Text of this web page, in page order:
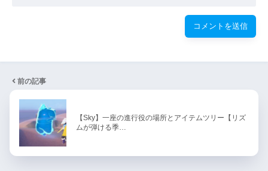
前の記事
【Sky】一座の進行役の場所とアイテムツリー【リズ
ムが弾ける季…